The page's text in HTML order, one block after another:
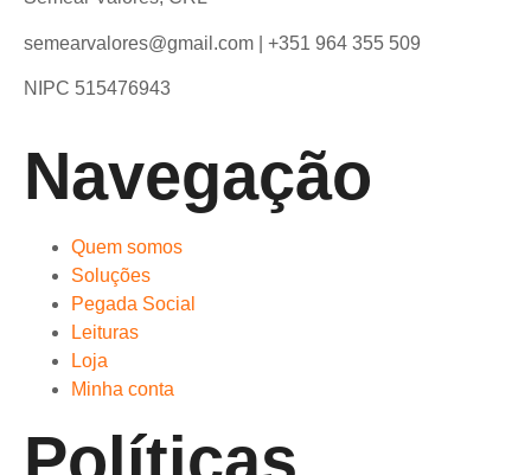
semearvalores@gmail.com | +351 964 355 509
NIPC 515476943
Navegação
Quem somos
Soluções
Pegada Social
Leituras
Loja
Minha conta